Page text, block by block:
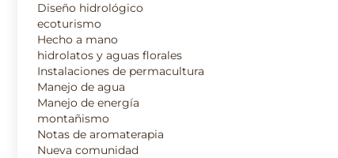
Diseño hidrológico
ecoturismo
Hecho a mano
hidrolatos y aguas florales
Instalaciones de permacultura
Manejo de agua
Manejo de energía
montañismo
Notas de aromaterapia
Nueva comunidad